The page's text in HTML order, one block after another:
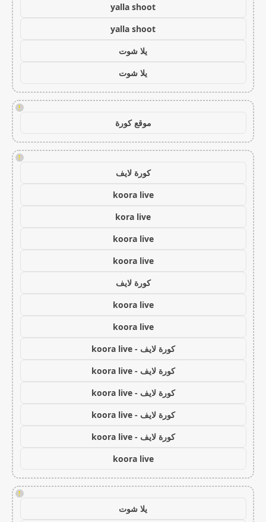
yalla shoot
yalla shoot
يلا شوت
يلا شوت
!
موقع كورة
!
كورة لايف
koora live
kora live
koora live
koora live
كورة لايف
koora live
koora live
كورة لايف - koora live
كورة لايف - koora live
كورة لايف - koora live
كورة لايف - koora live
كورة لايف - koora live
koora live
!
يلا شوت